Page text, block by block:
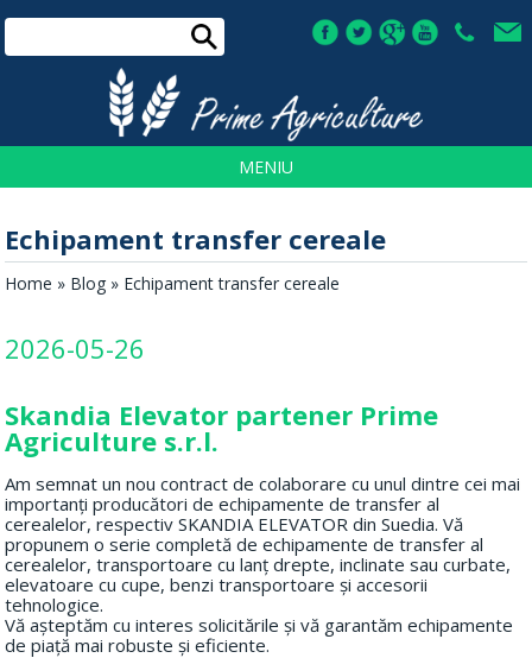
TEL:
933
MENIU
Echipament transfer cereale
Home » Blog » Echipament transfer cereale
2026-05-26
Skandia Elevator partener Prime
Agriculture s.r.l.
Am semnat un nou contract de colaborare cu unul dintre cei mai
importanți producători de echipamente de transfer al
cerealelor, respectiv SKANDIA ELEVATOR din Suedia. Vă
propunem o serie completă de echipamente de transfer al
cerealelor, transportoare cu lanț drepte, inclinate sau curbate,
elevatoare cu cupe, benzi transportoare și accesorii
tehnologice.
Vă așteptăm cu interes solicitările și vă garantăm echipamente
de piață mai robuste și eficiente.